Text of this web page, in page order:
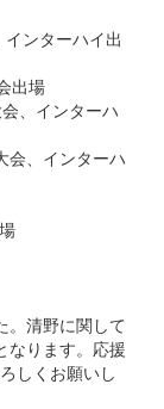
ンターハイ出
出場
、インターハ
、インターハ
。清野に関して
なります。応援
しくお願いし